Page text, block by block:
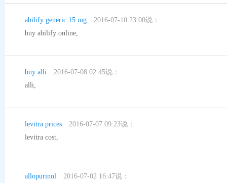
abilify generic 15 mg
2016-07-10 23:00说：
buy abilify online,
buy alli
2016-07-08 02:45说：
alli,
levitra prices
2016-07-07 09:23说：
levitra cost,
allopurinol
2016-07-02 16:47说：